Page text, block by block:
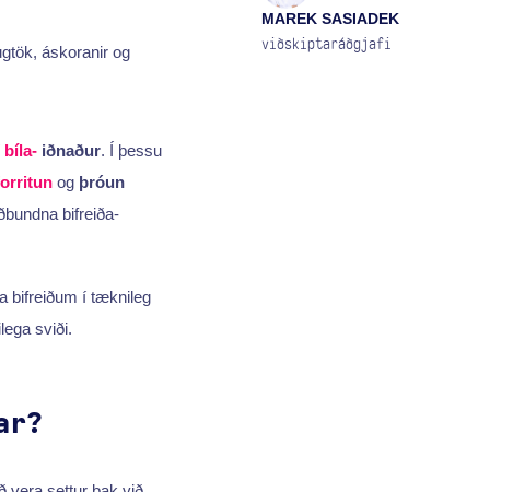
MAREK SASIADEK
viðskiptaráðgjafi
áskoranir og
bíla-iðnaður. Í þessu
og þróun
bifreiða-
bifreiðum í tæknileg
sviði.